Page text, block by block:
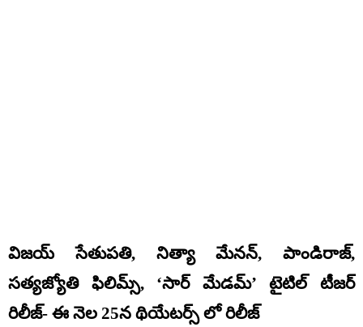
విజయ్ సేతుపతి, నిత్యా మేనన్‌, పాండిరాజ్‌,
సత్యజ్యోతి ఫిలిమ్స్‌, ‘సార్‌ మేడమ్‌’ టైటిల్ టీజర్
రిలీజ్- ఈ నెల 25న థియేటర్స్ లో రిలీజ్